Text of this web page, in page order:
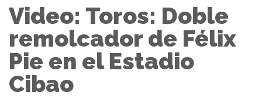
Video: Toros: Doble
remolcador de Félix
Pie en el Estadio
Cibao